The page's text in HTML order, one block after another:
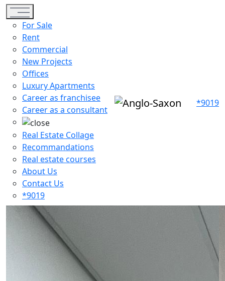
Toggle navigation
For Sale
Rent
Commercial
New Projects
Offices
Luxury Apartments
Career as franchisee
Career as a consultant
Real Estate Collage
Recommandations
Real estate courses
About Us
Contact Us
*9019
*9019